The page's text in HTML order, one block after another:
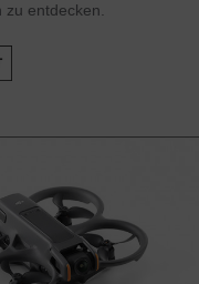
zu entdecken.